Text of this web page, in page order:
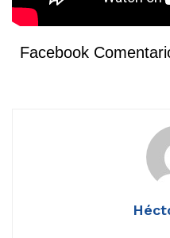
Facebook